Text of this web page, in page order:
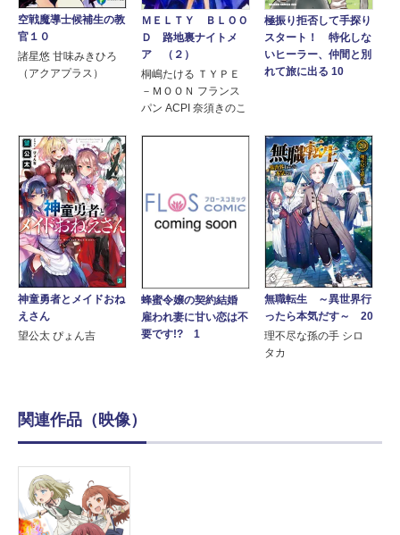
空戦魔導士候補生の教
官１０
諸星悠 甘味みきひろ
（アクアプラス）
ＭＥＬＴＹ ＢＬＯＯ
Ｄ 路地裏ナイトメ
ア （２）
桐嶋たける ＴＹＰＥ
－ＭＯＯＮ フランス
パン ACPI 奈須きのこ
極振り拒否して手探り
スタート！ 特化しな
いヒーラー、仲間と別
れて旅に出る 10
神童勇者とメイドおね
えさん
望公太 ぴょん吉
蜂蜜令嬢の契約結婚
雇われ妻に甘い恋は不
要です!? 1
無職転生 ～異世界行
ったら本気だす～ 20
理不尽な孫の手 シロ
タカ
関連作品（映像）